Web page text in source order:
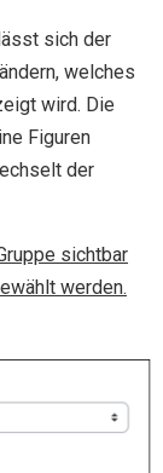
sich der
welches
wird. Die
Figuren
der
sichtbar
werden.